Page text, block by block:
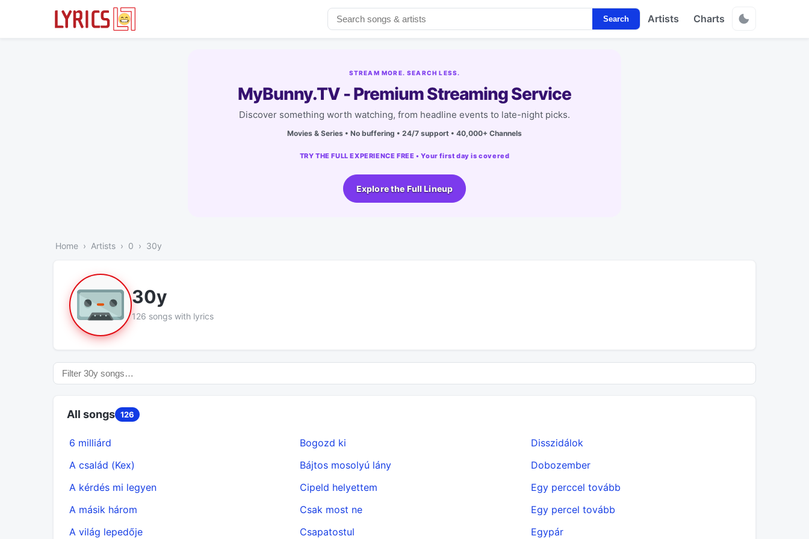
Search Artists Charts
STREAM MORE. SEARCH LESS.
MyBunny.TV - Premium Streaming Service
Discover something worth watching, from headline events to late-night picks.
Movies & Series • No buffering • 24/7 support • 40,000+ Channels
TRY THE FULL EXPERIENCE FREE • Your first day is covered
Explore the Full Lineup
Home Artists 0 30y
30y
126 songs with lyrics
All songs 126
6 milliárd
A család (Kex)
A kérdés mi legyen
A másik három
A világ lepedője
Bogozd ki
Bájtos mosolyú lány
Cipeld helyettem
Csak most ne
Csapatostul
Disszidálok
Dobozember
Egy perccel tovább
Egy percel tovább
Egypár